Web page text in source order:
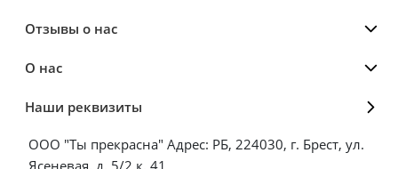
Отзывы о нас
О нас
Наши реквизиты
ООО "Ты прекрасна" Адрес: РБ, 224030, г. Брест, ул.
Ясеневая, д. 5/2 к. 41